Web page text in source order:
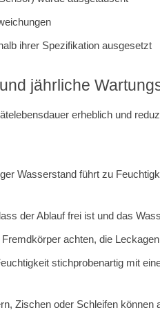
ihrer Spezifikation ausgesetzt
jährliche
erheblich und
Wasserstand führt zu
der Ablauf frei ist und das
achten, die
stichprobenartig mit
Zischen oder Schleifen